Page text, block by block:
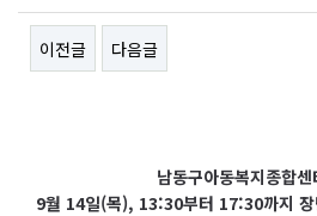
이전글 다음글
남동구아동복지종합센
9월 14일(목), 13:30부터 17:30까지 장